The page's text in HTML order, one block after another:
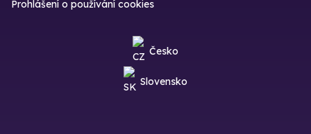
Prohlášení o používání cookies
Česko
Slovensko